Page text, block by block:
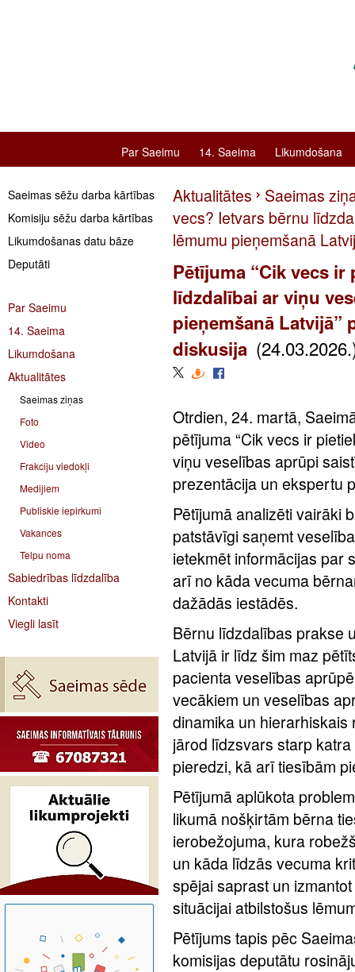
Par Saeimu 14. Saeima Likumdošana
Saeimas sēžu darba kārtības
Komisiju sēžu darba kārtības
Likumdošanas datu bāze
Deputāti
Par Saeimu
14. Saeima
Likumdošana
Aktualitātes
Saeimas ziņas
Foto
Video
Frakciju viedokļi
Medijiem
Publiskie iepirkumi
Vakances
Telpu noma
Sabiedrības līdzdalība
Kontakti
Viegli lasīt
Aktualitātes
Saeimas
vecs? Ietvars bērnu
lēmumu pieņemšanā
Pētījuma “Cik vecs
līdzdalībai ar viņu
pieņemšanā Latvijā”
diskusija
Otrdien, 24. martā,
pētījuma “Cik vecs ir
viņu veselības aprūpi
prezentācija un ekspertu
Pētījumā analizēti vairāki
patstāvīgi saņemt
ietekmēt informācijas par
arī no kāda vecuma
dažādās iestādēs.
Bērnu līdzdalības prakse
Latvijā ir līdz šim maz
pacienta veselības
vecākiem un veselības
dinamika un
jārod līdzsvars starp
pieredzi, kā arī tiesībām
Pētījumā aplūkota
likumā nošķirtām bērna
ierobežojuma, kura
un kāda līdzās vecuma
spējai saprast un
situācijai atbilstošus
Pētījums tapis pēc
komisijas deputātu